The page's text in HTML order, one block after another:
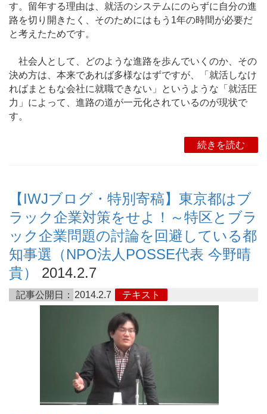
す。留年する理由は、就活のシステムにのらずに自分の進
路を切り開きたく、そのためにはもう1年の時間が必要だ
と考えたためです。
社会人として、どのような進路を歩んでいくのか、その
決め方は、本来であれば多様なはずですが、「就活しなけ
ればまともな会社に就職できない」というような「就活圧
力」によって、進路の道が一元化されているのが現状で
す。
続きを読む
【IWJブログ・特別寄稿】東京都はブ
ラック企業対策をせよ！～特区とブラ
ック企業問題の討論を回避している都
知事選（NPO法人POSSE代表 今野晴
貴）
2014.2.7
記事公開日： 2014.2.7 テキスト